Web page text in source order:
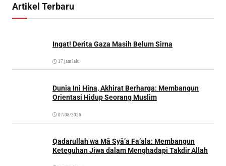
Artikel Terbaru
Ingat! Derita Gaza Masih Belum Sirna
17 jam lalu
Dunia Ini Hina, Akhirat Berharga: Membangun
Orientasi Hidup Seorang Muslim
07/08/2026
Qadarullah wa Mā Syā’a Fa’ala: Membangun
Keteguhan Jiwa dalam Menghadapi Takdir Allah